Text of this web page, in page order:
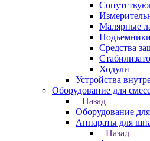
Малярные
Подъемники
Средства
Ходули
Устройства
Оборудование для
Назад
Оборудование
Аппараты для
Назад